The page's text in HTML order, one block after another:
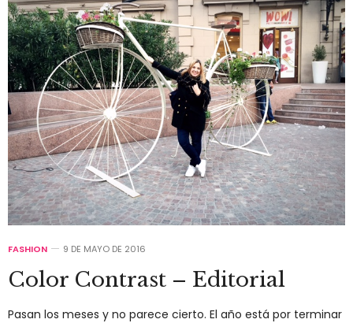
FASHION 9 DE MAYO DE 2016
Color Contrast – Editorial
Pasan los meses y no parece cierto. El año está por terminar